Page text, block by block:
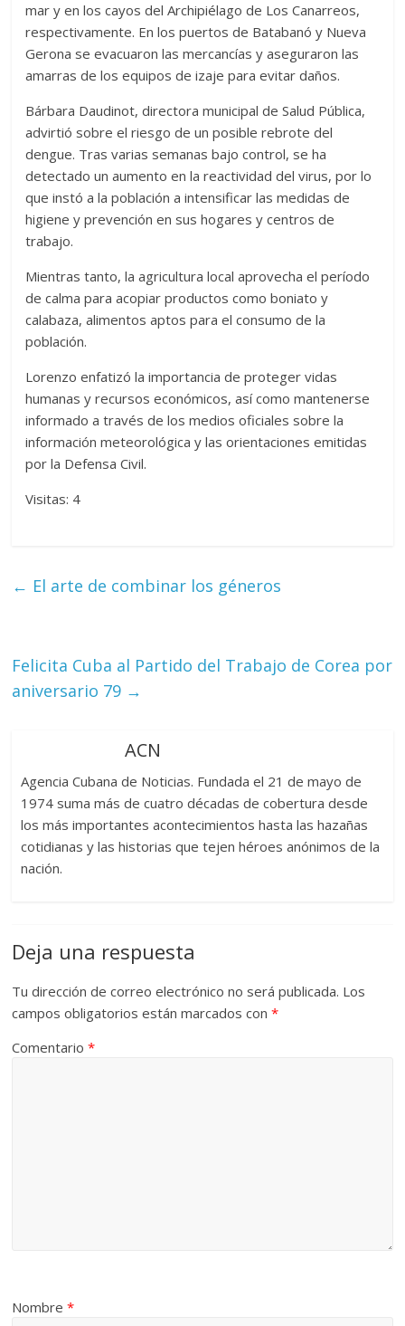
mar y en los cayos del Archipiélago de Los Canarreos,
respectivamente. En los puertos de Batabanó y Nueva
Gerona se evacuaron las mercancías y aseguraron las
amarras de los equipos de izaje para evitar daños.
Bárbara Daudinot, directora municipal de Salud Pública,
advirtió sobre el riesgo de un posible rebrote del
dengue. Tras varias semanas bajo control, se ha
detectado un aumento en la reactividad del virus, por lo
que instó a la población a intensificar las medidas de
higiene y prevención en sus hogares y centros de
trabajo.
Mientras tanto, la agricultura local aprovecha el período
de calma para acopiar productos como boniato y
calabaza, alimentos aptos para el consumo de la
población.
Lorenzo enfatizó la importancia de proteger vidas
humanas y recursos económicos, así como mantenerse
informado a través de los medios oficiales sobre la
información meteorológica y las orientaciones emitidas
por la Defensa Civil.
Visitas: 4
← El arte de combinar los géneros
Felicita Cuba al Partido del Trabajo de Corea por
aniversario 79 →
ACN
Agencia Cubana de Noticias. Fundada el 21 de mayo de
1974 suma más de cuatro décadas de cobertura desde
los más importantes acontecimientos hasta las hazañas
cotidianas y las historias que tejen héroes anónimos de la
nación.
Deja una respuesta
Tu dirección de correo electrónico no será publicada. Los
campos obligatorios están marcados con*
Comentario*
Nombre*